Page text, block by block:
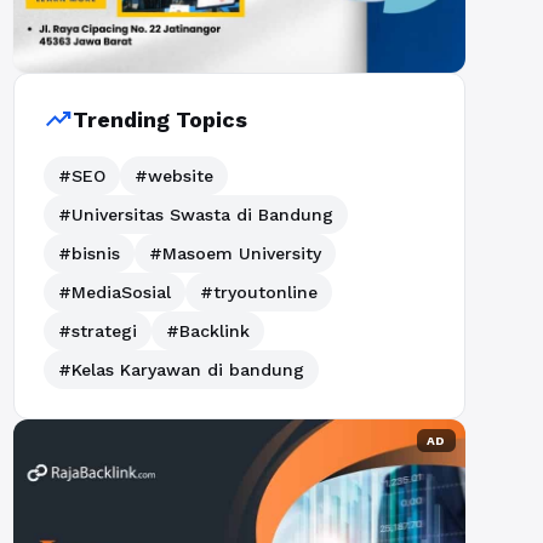
trending_upTrending Topics
#SEO
#website
#Universitas Swasta di Bandung
#bisnis
#Masoem University
#MediaSosial
#tryoutonline
#strategi
#Backlink
#Kelas Karyawan di bandung
AD